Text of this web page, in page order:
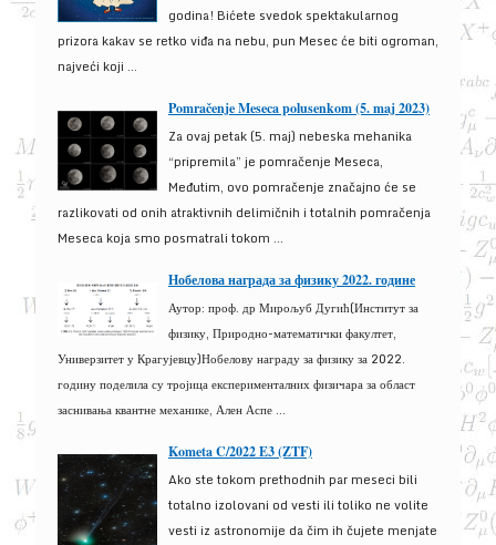
godina! Bićete svedok spektakularnog
prizora kakav se retko viđa na nebu, pun Mesec će biti ogroman,
najveći koji ...
Pomračenje Meseca polusenkom (5. maj 2023)
Za ovaj petak (5. maj) nebeska mehanika
“pripremila” je pomračenje Meseca,
Međutim, ovo pomračenje značajno će se
razlikovati od onih atraktivnih delimičnih i totalnih pomračenja
Meseca koja smo posmatrali tokom ...
Нобелова награда за физику 2022. године
Аутор: проф. др Мирољуб Дугић(Институт за
физику, Природно-математички факултет,
Универзитет у Крагујевцу)Нобелову награду за физику за 2022.
годину поделила су тројица експерименталних физичара за област
заснивања квантне механике, Ален Аспе ...
Kometa C/2022 E3 (ZTF)
Ako ste tokom prethodnih par meseci bili
totalno izolovani od vesti ili toliko ne volite
vesti iz astronomije da čim ih čujete menjate